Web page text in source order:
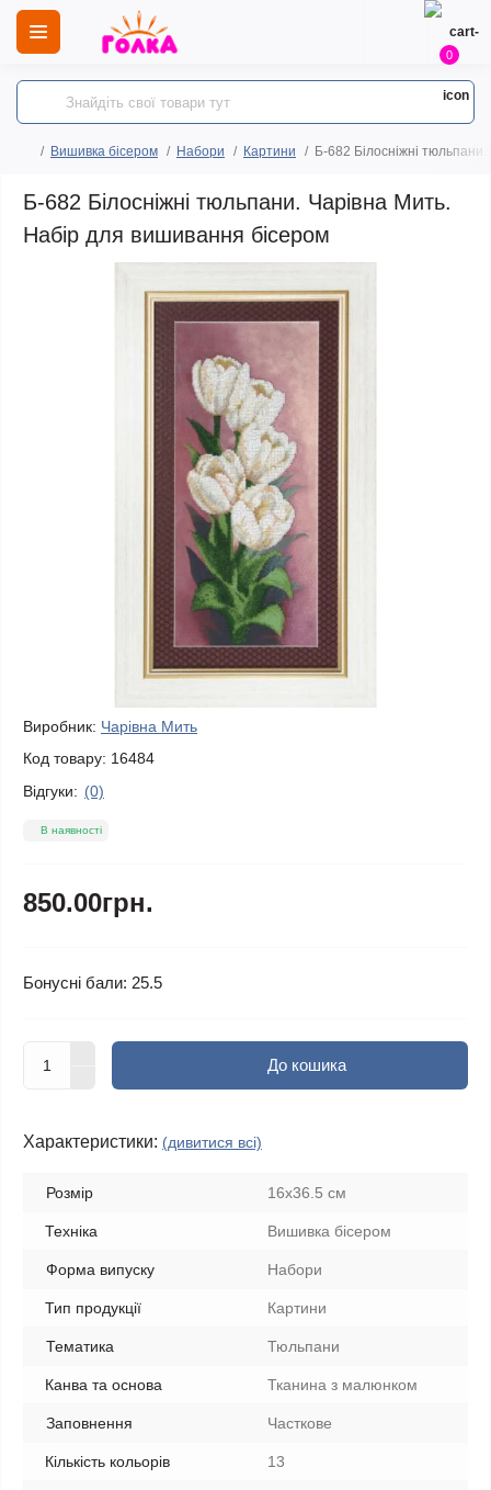
0
Вишивка бісером Набори Картини Б-682 Білосніжні
Б-682 Білосніжні тюльпани. Чарівна Мить.
Набір для вишивання бісером
Виробник: Чарівна Мить
Код товару: 16484
Відгуки: (0)
В наявності
850.00грн.
Бонусні бали: 25.5
До кошика
Характеристики: (дивитися всі)
Розмір 16x36.5 см
Техніка Вишивка бісером
Форма випуску Набори
Тип продукції Картини
Тематика Тюльпани
Канва та основа Тканина з малюнком
Заповнення Часткове
Кількість кольорів 13